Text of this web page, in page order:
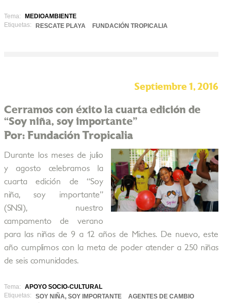
Tema:
MEDIOAMBIENTE
Etiquetas:
RESCATE PLAYA FUNDACIÓN TROPICALIA
Septiembre 1, 2016
Cerramos con éxito la cuarta edición de
“Soy niña, soy importante”
Por: Fundación Tropicalia
Durante los meses de julio
y agosto celebramos la
cuarta edición de “Soy
niña, soy importante”
(SNSI), nuestro
campamento de verano
para las niñas de 9 a 12 años de Miches. De nuevo, este
año cumplimos con la meta de poder atender a 250 niñas
de seis comunidades.
Tema:
APOYO SOCIO-CULTURAL
Etiquetas:
SOY NIÑA, SOY IMPORTANTE
AGENTES DE CAMBIO